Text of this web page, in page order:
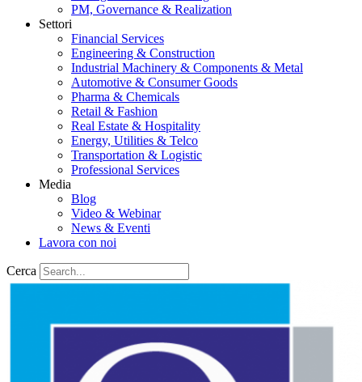
PM, Governance & Realization
Settori
Financial Services
Engineering & Construction
Industrial Machinery & Components & Metal
Automotive & Consumer Goods
Pharma & Chemicals
Retail & Fashion
Real Estate & Hospitality
Energy, Utilities & Telco
Transportation & Logistic
Professional Services
Media
Blog
Video & Webinar
News & Eventi
Lavora con noi
Cerca